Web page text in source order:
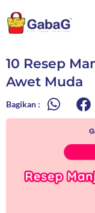
ke
konten
10 Resep
Awet Muda
Bagikan :